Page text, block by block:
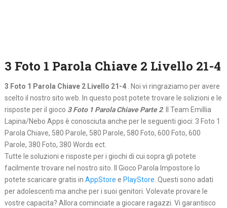
3 Foto 1 Parola Chiave 2 Livello 21-4
3 Foto 1 Parola Chiave 2 Livello 21-4 . Noi vi ringraziamo per avere
scelto il nostro sito web. In questo post potete trovare le solizioni e le
risposte per il gioco 3 Foto 1 Parola Chiave Parte 2. Il Team Emillia
Lapina/Nebo Apps è conosciuta anche per le seguenti gioci: 3 Foto 1
Parola Chiave, 580 Parole, 580 Parole, 580 Foto, 600 Foto, 600
Parole, 380 Foto, 380 Words ect.
Tutte le soluzioni e risposte per i giochi di cui sopra gli potete
facilmente trovare nel nostro sito. Il Gioco Parola Impostore lo
potete scaricare gratis in AppStore e PlayStore. Questi sono adati
per adolescenti ma anche per i suoi genitori. Volevate provare le
vostre capacita? Allora cominciate a giocare ragazzi. Vi garantisco